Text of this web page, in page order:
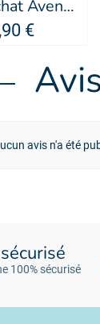
Avenue
-
SELLIER
€
avis n'a été
100% sécurisé